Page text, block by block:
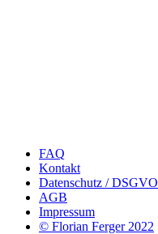
FAQ
Kontakt
Datenschutz / DSGVO
AGB
Impressum
© Florian Ferger 2022